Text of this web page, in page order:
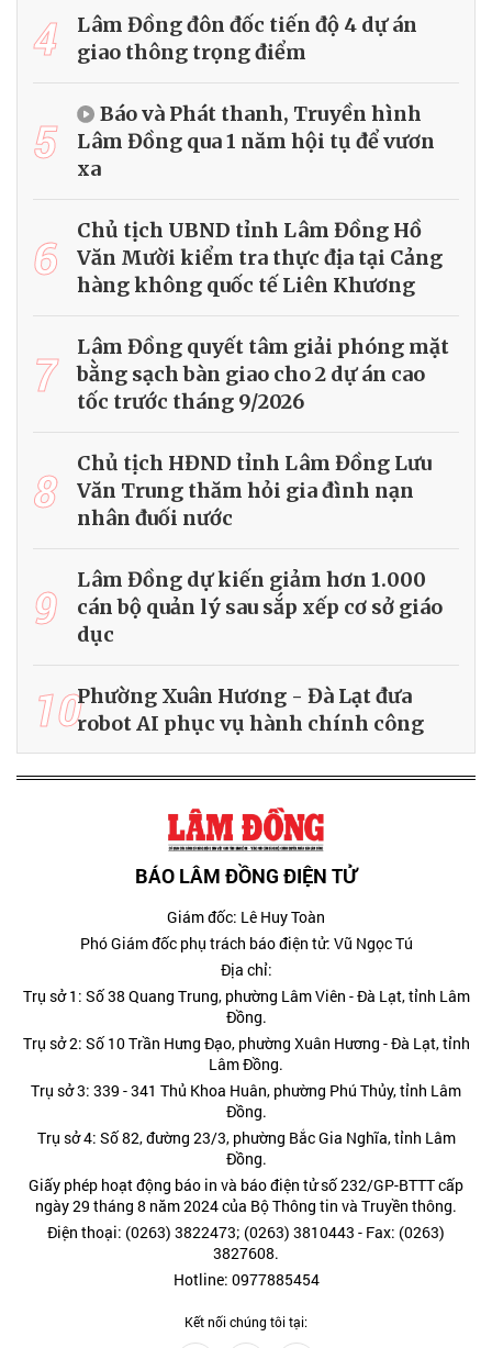
4
Lâm Đồng đôn đốc tiến độ 4 dự án
giao thông trọng điểm
5
Báo và Phát thanh, Truyền hình
Lâm Đồng qua 1 năm hội tụ để vươn
xa
6
Chủ tịch UBND tỉnh Lâm Đồng Hồ
Văn Mười kiểm tra thực địa tại Cảng
hàng không quốc tế Liên Khương
7
Lâm Đồng quyết tâm giải phóng mặt
bằng sạch bàn giao cho 2 dự án cao
tốc trước tháng 9/2026
8
Chủ tịch HĐND tỉnh Lâm Đồng Lưu
Văn Trung thăm hỏi gia đình nạn
nhân đuối nước
9
Lâm Đồng dự kiến giảm hơn 1.000
cán bộ quản lý sau sắp xếp cơ sở giáo
dục
10Phường Xuân Hương - Đà Lạt đưa
robot AI phục vụ hành chính công
BÁO LÂM ĐỒNG ĐIỆN TỬ
Giám đốc: Lê Huy Toàn
Phó Giám đốc phụ trách báo điện tử: Vũ Ngọc Tú
Địa chỉ:
Trụ sở 1: Số 38 Quang Trung, phường Lâm Viên - Đà Lạt, tỉnh Lâm
Đồng.
Trụ sở 2: Số 10 Trần Hưng Đạo, phường Xuân Hương - Đà Lạt, tỉnh
Lâm Đồng.
Trụ sở 3: 339 - 341 Thủ Khoa Huân, phường Phú Thủy, tỉnh Lâm
Đồng.
Trụ sở 4: Số 82, đường 23/3, phường Bắc Gia Nghĩa, tỉnh Lâm
Đồng.
Giấy phép hoạt động báo in và báo điện tử số 232/GP-BTTT cấp
ngày 29 tháng 8 năm 2024 của Bộ Thông tin và Truyền thông.
Điện thoại: (0263) 3822473; (0263) 3810443 - Fax: (0263)
3827608.
Hotline: 0977885454
Kết nối chúng tôi tại: